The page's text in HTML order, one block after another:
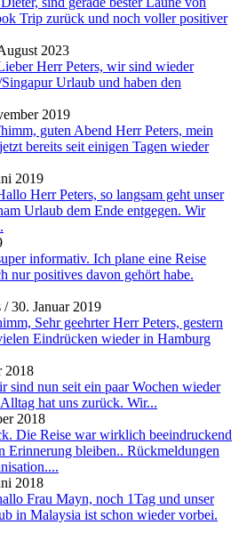
Trip zurück und noch voller positiver
2023
Herr Peters, wir sind wieder
Urlaub und haben den
2019
guten Abend Herr Peters, mein
bereits seit einigen Tagen wieder
2019
Herr Peters, so langsam geht unser
Urlaub dem Ende entgegen. Wir
informativ. Ich plane eine Reise
nur positives davon gehört habe.
/30. Januar 2019
Sehr geehrter Herr Peters, gestern
Eindrücken wieder in Hamburg
2018
sind nun seit ein paar Wochen wieder
hat uns zurück. Wir...
2018
Die Reise war wirklich beeindruckend
Erinnerung bleiben.. Rückmeldungen
2018
Frau Mayn, noch 1Tag und unser
in Malaysia ist schon wieder vorbei.